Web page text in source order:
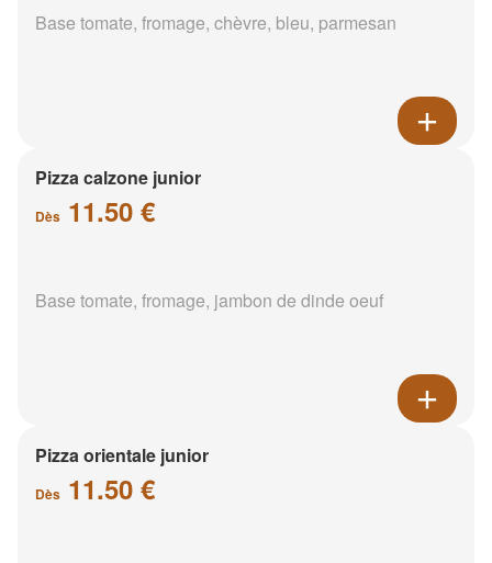
Base tomate, fromage, chèvre, bleu, parmesan
Pizza calzone junior
Dès 11.50 €
Base tomate, fromage, jambon de dinde oeuf
Pizza orientale junior
Dès 11.50 €